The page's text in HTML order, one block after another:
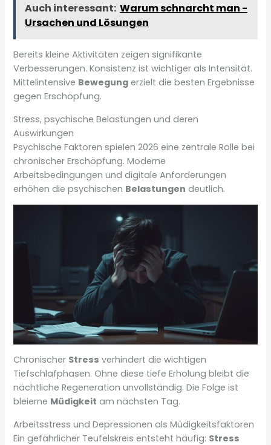
Auch interessant: Warum schnarcht man -
Ursachen und Lösungen
Bereits kleine Aktivitäten zeigen signifikante
Verbesserungen. Konsistenz ist wichtiger als Intensität.
Mittelintensive Bewegung erzielt die besten Ergebnisse
gegen Erschöpfung.
Stress, psychische Belastungen und deren
Auswirkungen
Psychische Faktoren spielen 2026 eine zentrale Rolle bei
chronischer Erschöpfung. Moderne
Arbeitsbedingungen und digitale Anforderungen
erhöhen die psychischen Belastungen deutlich.
Chronischer Stress verhindert die wichtigen
Tiefschlafphasen. Ohne diese tiefe Erholung bleibt die
nächtliche Regeneration unvollständig. Die Folge ist
bleierne Müdigkeit am nächsten Tag.
Arbeitsstress und Depressionen als Müdigkeitsfaktoren
Ein gefährlicher Teufelskreis entsteht häufig: Stress